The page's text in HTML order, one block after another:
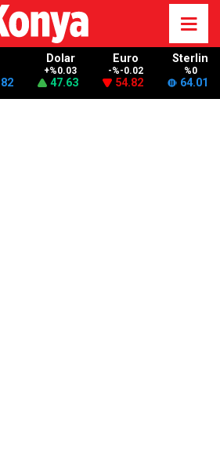
Dolar
+%0.03
47.63
Euro
-%-0.02
54.82
Sterlin
%0
64.01